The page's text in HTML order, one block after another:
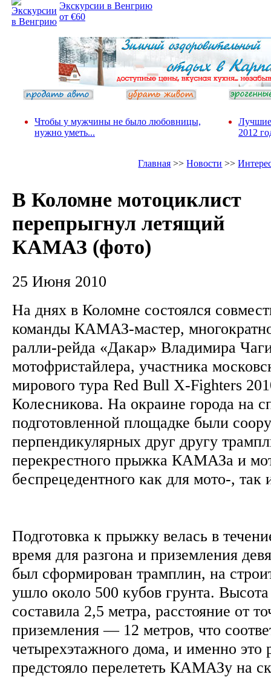
Экскурсии в Венгрию
от €60
Чтобы у мужчины не было любовницы,
нужно уметь...
Лучшие
2012
Главная >>Новости >>
В Коломне мотоциклист
перепрыгнул летящий
КАМАЗ (фото)
25 Июня 2010
На днях в Коломне состоялся
команды КАМАЗ-мастер,
ралли-рейда «Дакар» Владимира
мотофристайлера, участника
мирового тура Red Bull X-Fighters
Колесникова. На окраине города на
подготовленной площадке были
перпендикулярных друг другу
перекрестного прыжка КАМАЗа и
беспрецедентного как для мото-, так
Подготовка к прыжку велась в
время для разгона и приземления
был сформирован трамплин, на
ушло около 500 кубов грунта.
составила 2,5 метра, расстояние от
приземления — 12 метров, что
четырехэтажного дома, и именно это
предстояло перелететь КАМАЗу на